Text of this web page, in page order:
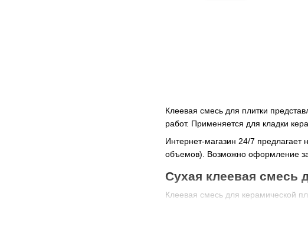
Клеевая смесь для плитки
работ. Применяется для кладки
Интернет-магазин 24/7 предлагает
объемов). Возможно оформление
Сухая клеевая смесь
Клеевая смесь для керамической